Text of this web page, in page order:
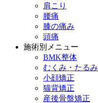
肩こり
腰痛
膝の痛み
頭痛
施術別メニュー
BMK整体
むくみ・たるみ
小顔矯正
猫背矯正
産後骨盤矯正